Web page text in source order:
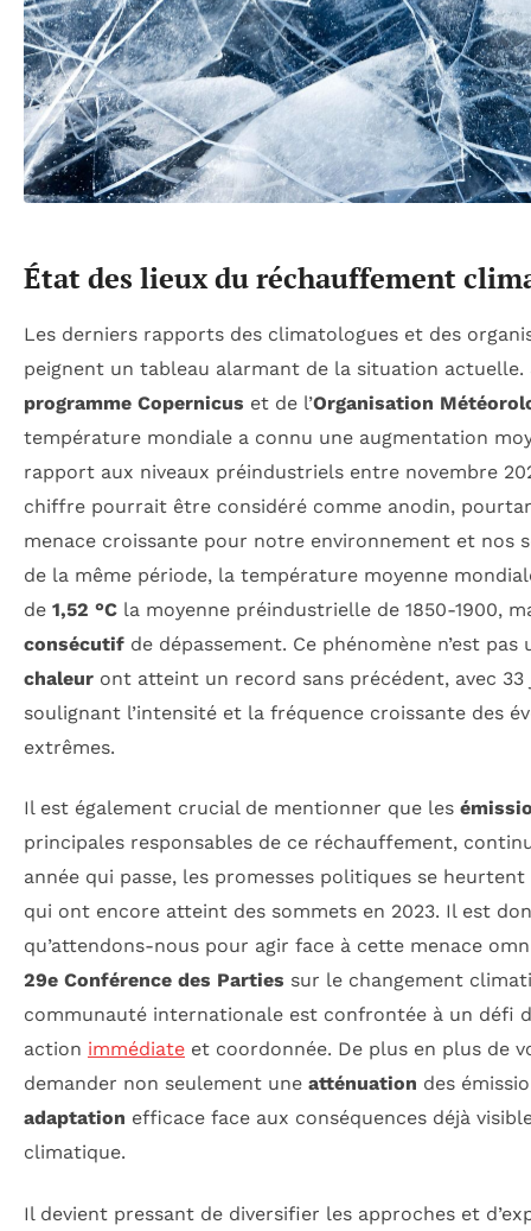
État des lieux du réchauffement
Les derniers rapports des climatologues et des
peignent un tableau alarmant de la situation actuelle.
programme Copernicus et de l’Organisation
température mondiale a connu une augmentation
rapport aux niveaux préindustriels entre novembre
chiffre pourrait être considéré comme anodin,
menace croissante pour notre environnement et nos
de la même période, la température moyenne
de 1,52 °C la moyenne préindustrielle de 1850-1900,
consécutif de dépassement. Ce phénomène n’est
chaleur ont atteint un record sans précédent, avec
soulignant l’intensité et la fréquence croissante des
extrêmes.
Il est également crucial de mentionner que les
principales responsables de ce réchauffement,
année qui passe, les promesses politiques se
qui ont encore atteint des sommets en 2023. Il est
qu’attendons-nous pour agir face à cette menace
29e Conférence des Parties sur le changement
communauté internationale est confrontée à un défi
action immédiate et coordonnée. De plus en plus de
demander non seulement une atténuation des
adaptation efficace face aux conséquences déjà
climatique.
Il devient pressant de diversifier les approches et